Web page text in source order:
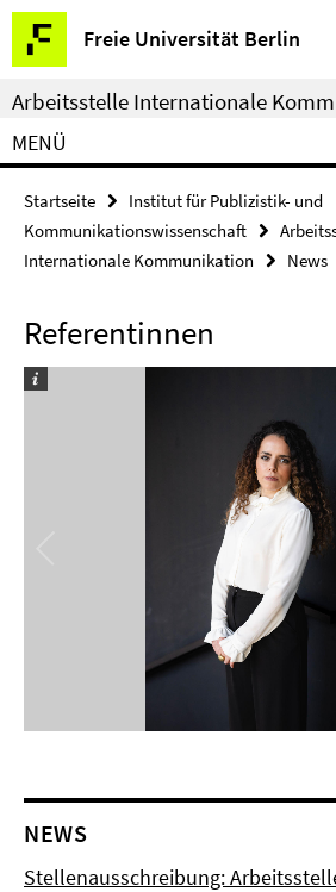
Springe
direkt
zu
Inhalt
Freie Universität Berlin
Service-
Navigation
Arbeitsstelle Internationale
MENÜ
Startseite
Institut für Publizistik- und
Kommunikationswissenschaft
Internationale Kommunikation
News
Referentinnen
NEWS
Stellenausschreibung: